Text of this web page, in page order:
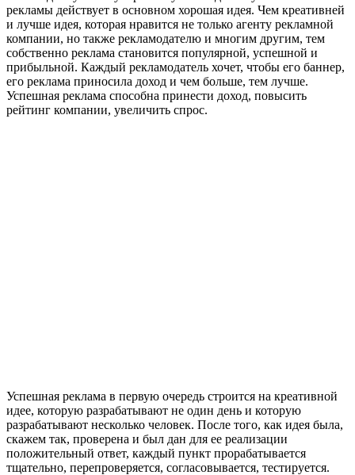
рекламы действует в основном хорошая идея. Чем креативней
и лучше идея, которая нравится не только агенту рекламной
компании, но также рекламодателю и многим другим, тем
собственно реклама становится популярной, успешной и
прибыльной. Каждый рекламодатель хочет, чтобы его баннер,
его реклама приносила доход и чем больше, тем лучше.
Успешная реклама способна принести доход, повысить
рейтинг компании, увеличить спрос.
Успешная реклама в первую очередь строится на креативной
идее, которую разрабатывают не один день и которую
разрабатывают несколько человек. После того, как идея была,
скажем так, проверена и был дан для ее реализации
положительный ответ, каждый пункт прорабатывается
тщательно, перепроверяется, согласовывается, тестируется.